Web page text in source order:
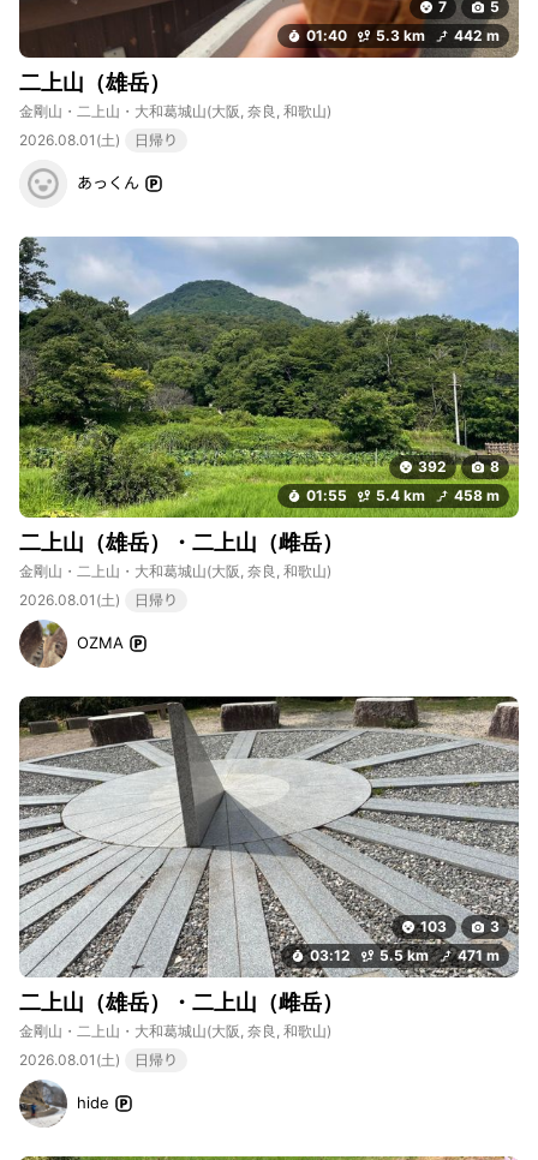
7
5
01:40
5.3 km 442 m
二上山（雄岳）
金剛山・二上山・大和葛城山(大阪, 奈良, 和歌山)
2026.08.01(土)
日帰り
あっくん
392
8
01:55
5.4 km 458 m
二上山（雄岳）・二上山（雌岳）
金剛山・二上山・大和葛城山(大阪, 奈良, 和歌山)
2026.08.01(土)
日帰り
OZMA
103
3
03:12
5.5 km 471 m
二上山（雄岳）・二上山（雌岳）
金剛山・二上山・大和葛城山(大阪, 奈良, 和歌山)
2026.08.01(土)
日帰り
hide